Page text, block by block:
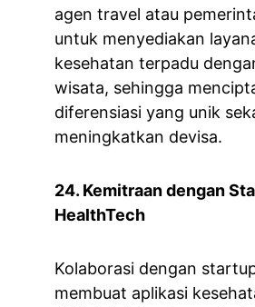
agen travel atau
untuk menyediakan
kesehatan terpadu
wisata, sehingga
diferensiasi yang unik
meningkatkan devisa.
24. Kemitraan dengan
HealthTech
Kolaborasi dengan
membuat aplikasi